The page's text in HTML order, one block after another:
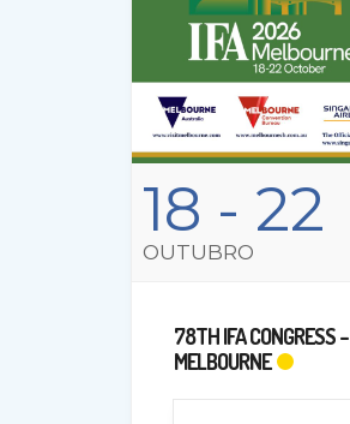
18 - 22
OUTUBRO
78TH IFA CONGRESS –
MELBOURNE